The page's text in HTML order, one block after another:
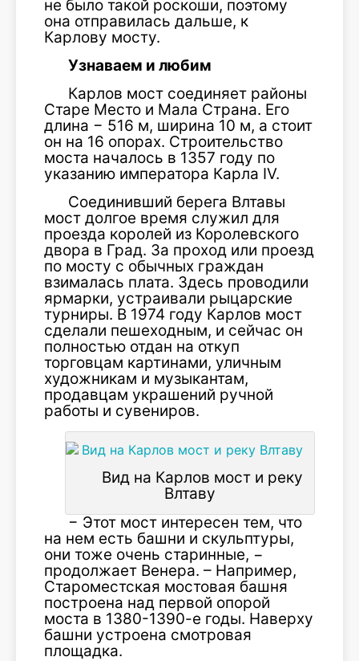
не было такой роскоши, поэтому
она отправилась дальше, к
Карлову мосту.
Узнаваем и любим
Карлов мост соединяет районы
Старе Место и Мала Страна. Его
длина − 516 м, ширина 10 м, а стоит
он на 16 опорах. Строительство
моста началось в 1357 году по
указанию императора Карла IV.
Соединивший берега Влтавы
мост долгое время служил для
проезда королей из Королевского
двора в Град. За проход или проезд
по мосту с обычных граждан
взималась плата. Здесь проводили
ярмарки, устраивали рыцарские
турниры. В 1974 году Карлов мост
сделали пешеходным, и сейчас он
полностью отдан на откуп
торговцам картинами, уличным
художникам и музыкантам,
продавцам украшений ручной
работы и сувениров.
Вид на Карлов мост и реку
Влтаву
− Этот мост интересен тем, что
на нем есть башни и скульптуры,
они тоже очень старинные, −
продолжает Венера. – Например,
Староместская мостовая башня
построена над первой опорой
моста в 1380-1390-е годы. Наверху
башни устроена смотровая
площадка.